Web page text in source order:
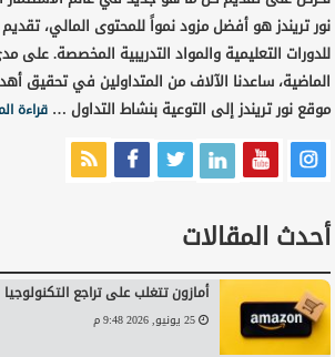
نور تريندز هو أفضل مزود نمواً للمحتوى المالي،
للدورات التعليمية والمواد التدريبية المخصصة.
الماضية، ساعدنا الآلاف من المتداولين في تحقيق
موقع نور تريندز إلى التوعية بنشاط التداول …قراءة
أحدث المقالات
أمازون تتغلب على تراجع
25 يونيو, 2026 9:48 م